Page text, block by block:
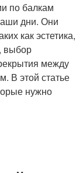
по балкам
дни. Они
как эстетика,
выбор
между
В этой статье
нужно